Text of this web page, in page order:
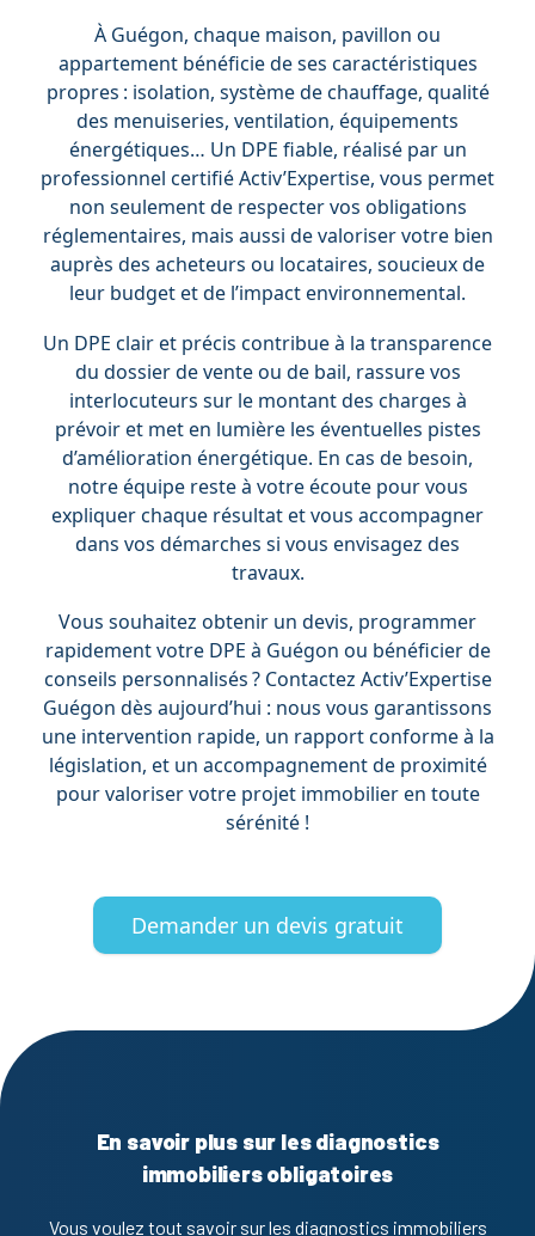
À Guégon, chaque maison, pavillon ou
appartement bénéficie de ses caractéristiques
propres : isolation, système de chauffage, qualité
des menuiseries, ventilation, équipements
énergétiques… Un DPE fiable, réalisé par un
professionnel certifié Activ’Expertise, vous permet
non seulement de respecter vos obligations
réglementaires, mais aussi de valoriser votre bien
auprès des acheteurs ou locataires, soucieux de
leur budget et de l’impact environnemental.
Un DPE clair et précis contribue à la transparence
du dossier de vente ou de bail, rassure vos
interlocuteurs sur le montant des charges à
prévoir et met en lumière les éventuelles pistes
d’amélioration énergétique. En cas de besoin,
notre équipe reste à votre écoute pour vous
expliquer chaque résultat et vous accompagner
dans vos démarches si vous envisagez des
travaux.
Vous souhaitez obtenir un devis, programmer
rapidement votre DPE à Guégon ou bénéficier de
conseils personnalisés ? Contactez Activ’Expertise
Guégon dès aujourd’hui : nous vous garantissons
une intervention rapide, un rapport conforme à la
législation, et un accompagnement de proximité
pour valoriser votre projet immobilier en toute
sérénité !
Demander un devis gratuit
En savoir plus sur les diagnostics
immobiliers obligatoires
Vous voulez tout savoir sur les diagnostics immobiliers